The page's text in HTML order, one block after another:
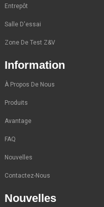
Entrepôt
Salle D'essai
Zone De Test Z&V
Information
À Propos De Nous
Produits
Avantage
FAQ
Nouvelles
Contactez-Nous
Nouvelles